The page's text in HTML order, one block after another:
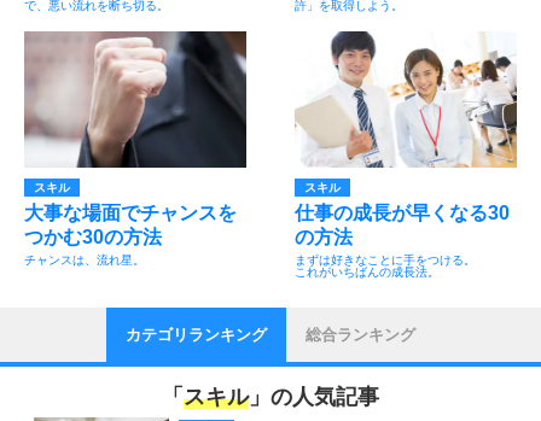
で、悪い流れを断ち切る。 許」を取得しよう。
スキル
大事な場面でチャンスを
つかむ30の方法
チャンスは、流れ星。
スキル
仕事の成長が早くなる30
の方法
まずは好きなことに手をつける。
これがいちばんの成長法。
カテゴリランキング 総合ランキング
「 スキル」の人気記事